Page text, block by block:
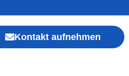
Kontakt aufnehmen